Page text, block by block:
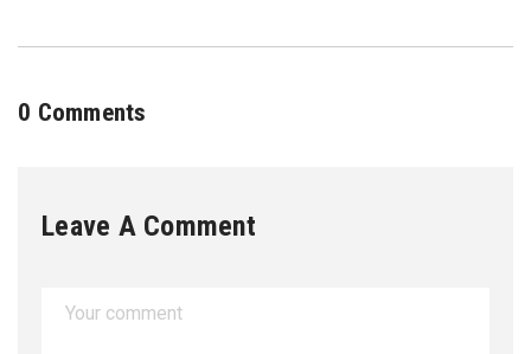
0 Comments
Leave A Comment